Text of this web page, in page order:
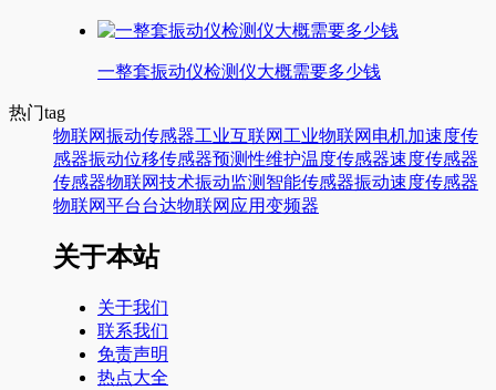
一整套振动仪检测仪大概需要多少钱
热门tag
物联网振动传感器工业互联网 工业物联网 电机加速度传
感器振动位移传感器预测性维护温度传感器速度传感器
传感器物联网技术振动监测 智能传感器振动速度传感器
物联网平台台达物联网应用变频器
关于本站
关于我们
联系我们
免责声明
热点大全